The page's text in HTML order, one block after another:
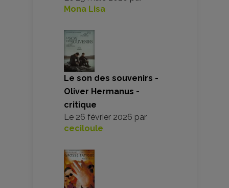
Mona Lisa
Le son des souvenirs -
Oliver Hermanus -
critique
Le 26 février 2026 par
ceciloule